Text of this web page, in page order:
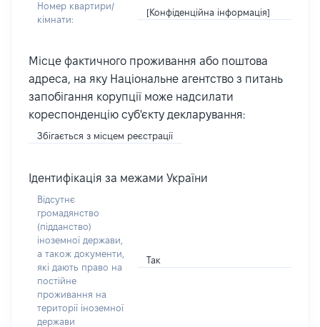
Номер квартири/
кімнати:
[Конфіденційна інформація]
Місце фактичного проживання або поштова
адреса, на яку Національне агентство з питань
запобігання корупції може надсилати
кореспонденцію суб'єкту декларування:
Збігається з місцем реєстрації
Ідентифікація за межами України
Відсутнє
громадянство
(підданство)
іноземної держави,
а також документи,
які дають право на
постійне
проживання на
території іноземної
держави
Так